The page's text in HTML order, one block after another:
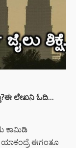
ಲೇಖನಿ ಓದಿ…
ಕಾಮಿಡಿ
ಯಾಕಂದ್ರೆ ಈಗಂತೂ